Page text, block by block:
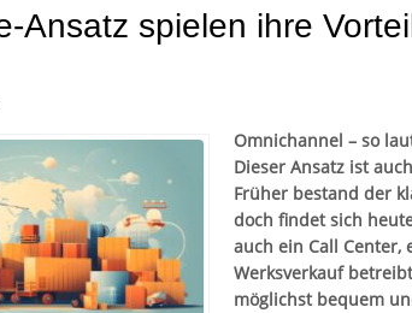
Ansatz spielen ihre
Omnichannel – so
Dieser Ansatz ist
Früher bestand der
doch findet sich
auch ein Call Center,
Werksverkauf
möglichst bequem